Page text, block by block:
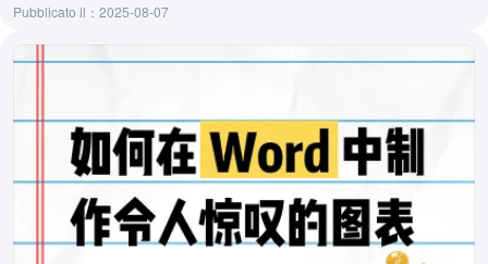
Pubblicato il：2025-08-07